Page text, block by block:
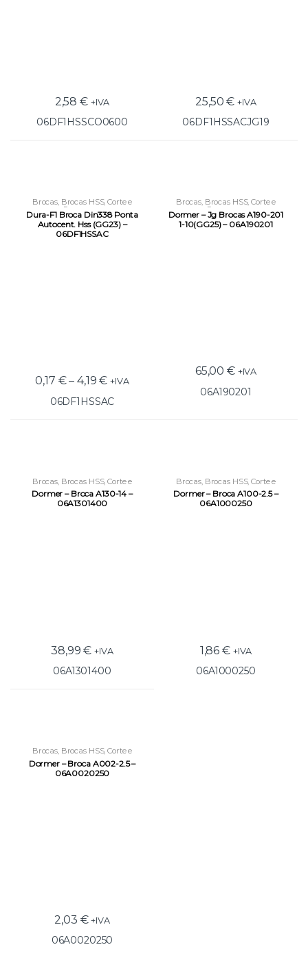
2,58€ +IVA
06DF1HSSCO0600
25,50€ +IVA
06DF1HSSACJG19
Brocas, Brocas HSS,Corte e
Roscagem
Dura-F1 Broca Din338 Ponta
Autocent. Hss (GG23) –
06DF1HSSAC
0,17 €–4,19€ +IVA
06DF1HSSAC
Brocas, Brocas HSS,Corte e
Roscagem
Dormer – Jg Brocas A190-201
1-10(GG25) – 06A190201
65,00 € +IVA
06A190201
Brocas Brocas HSS,Corte e
Roscagem
Dormer – Broca A130-14 –
06A1301400
38,99€ +IVA
06A1301400
Brocas Brocas HSS,Corte e
Roscagem
Dormer – Broca A100-2.5 –
06A1000250
1,86€ +IVA
06A1000250
Brocas, Brocas HSS,Corte e
Roscagem
Dormer – Broca A002-2.5 –
06A0020250
2,03 € +IVA
06A0020250